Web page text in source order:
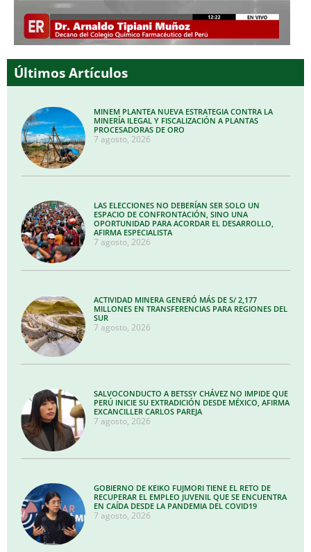
Últimos Artículos
MINEM PLANTEA NUEVA ESTRATEGIA CONTRA LA
MINERÍA ILEGAL Y FISCALIZACIÓN A PLANTAS
PROCESADORAS DE ORO
7 agosto, 2026
LAS ELECCIONES NO DEBERÍAN SER SOLO UN
ESPACIO DE CONFRONTACIÓN, SINO UNA
OPORTUNIDAD PARA ACORDAR EL DESARROLLO,
AFIRMA ESPECIALISTA
7 agosto, 2026
ACTIVIDAD MINERA GENERÓ MÁS DE S/ 2,177
MILLONES EN TRANSFERENCIAS PARA REGIONES DEL
SUR
7 agosto, 2026
SALVOCONDUCTO A BETSSY CHÁVEZ NO IMPIDE QUE
PERÚ INICIE SU EXTRADICIÓN DESDE MÉXICO, AFIRMA
EXCANCILLER CARLOS PAREJA
7 agosto, 2026
GOBIERNO DE KEIKO FUJMORI TIENE EL RETO DE
RECUPERAR EL EMPLEO JUVENIL QUE SE ENCUENTRA
EN CAÍDA DESDE LA PANDEMIA DEL COVID19
7 agosto, 2026